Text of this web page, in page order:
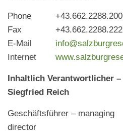
Phone
+43.662.2288.200
Fax
+43.662.2288.222
E-Mail
Internet
Inhaltlich Verantwortlicher
Siegfried Reich
Geschäftsführer – managing
director